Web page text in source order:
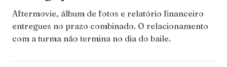
Aftermovie, álbum de fotos e relatório financeiro
entregues no prazo combinado. O relacionamento
com a turma não termina no dia do baile.